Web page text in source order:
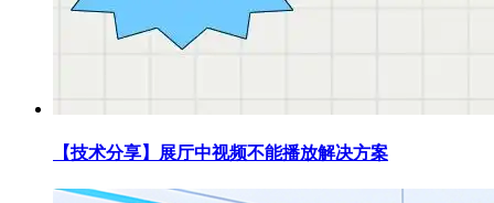
【技术分享】展厅中视频不能播放解决方案